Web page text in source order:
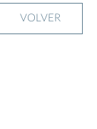
VOLVER